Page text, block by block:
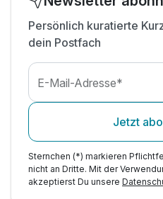
Persönlich kuratierte
dein Postfach
E-Mail-Adresse*
Jetzt
Sternchen (*) markieren
nicht an Dritte. Mit der
akzeptierst Du unsere